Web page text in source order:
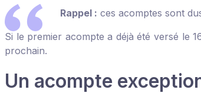
Rappel : ces acomptes sont
Si le premier acompte a déjà été versé le
prochain.
Un acompte